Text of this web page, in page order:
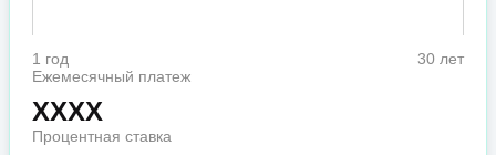
1 год
30 лет
Ежемесячный платеж
XXXX
Процентная ставка